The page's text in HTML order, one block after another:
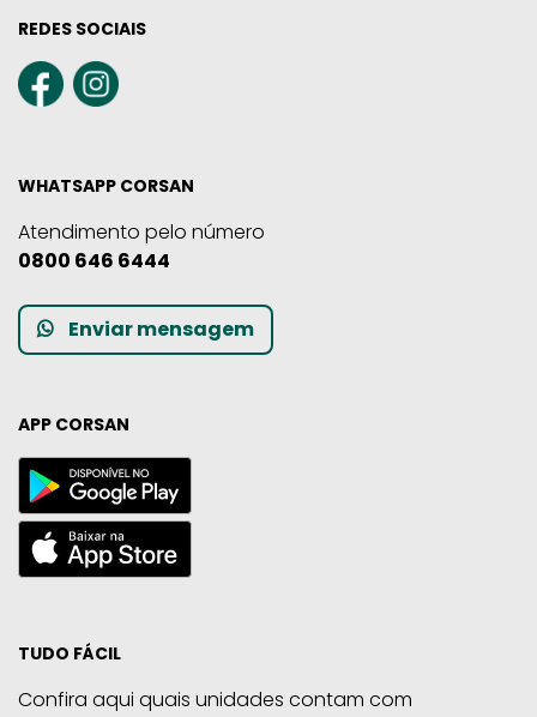
REDES SOCIAIS
WHATSAPP CORSAN
Atendimento pelo número
0800 646 6444
Enviar mensagem
APP CORSAN
TUDO FÁCIL
Confira aqui quais unidades contam com